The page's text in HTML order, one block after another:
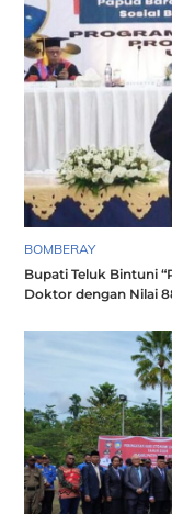
BOMBERAY
Bupati Teluk Bintuni
Doktor dengan Nilai